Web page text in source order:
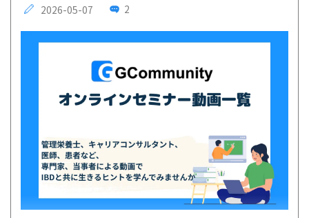
2026-05-07
2